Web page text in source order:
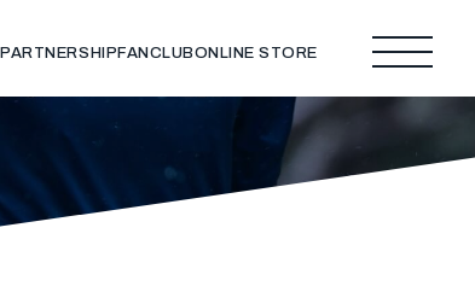
PARTNERSHIP FANCLUBONLINE STORE